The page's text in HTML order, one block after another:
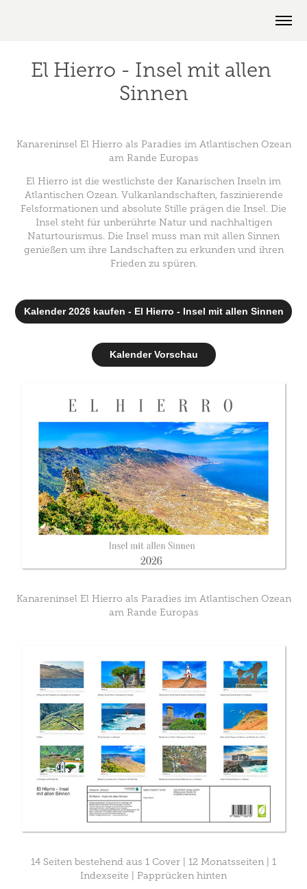
El Hierro - Insel mit allen
Sinnen
Kanareninsel El Hierro als Paradies im Atlantischen Ozean
am Rande Europas
El Hierro ist die westlichste der Kanarischen Inseln im
Atlantischen Ozean. Vulkanlandschaften, faszinierende
Felsformationen und absolute Stille prägen die Insel. Die
Insel steht für unberührte Natur und nachhaltigen
Naturtourismus. Die Insel muss man mit allen Sinnen
genießen um ihre Landschaften zu erkunden und ihren
Frieden zu spüren.
Kalender 2026 kaufen - El Hierro - Insel mit allen Sinnen
Kalender Vorschau
Kanareninsel El Hierro als Paradies im Atlantischen Ozean
am Rande Europas
14 Seiten bestehend aus 1 Cover | 12 Monatsseiten | 1
Indexseite | Papprücken hinten